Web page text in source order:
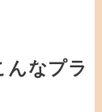
なプラ